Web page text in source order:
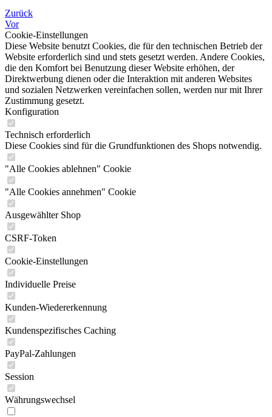
Zurück
Vor
Cookie-Einstellungen
Diese Website benutzt Cookies, die für den technischen Betrieb der
Website erforderlich sind und stets gesetzt werden. Andere Cookies,
die den Komfort bei Benutzung dieser Website erhöhen, der
Direktwerbung dienen oder die Interaktion mit anderen Websites
und sozialen Netzwerken vereinfachen sollen, werden nur mit Ihrer
Zustimmung gesetzt.
Konfiguration
Technisch erforderlich
Diese Cookies sind für die Grundfunktionen des Shops notwendig.
"Alle Cookies ablehnen" Cookie
"Alle Cookies annehmen" Cookie
Ausgewählter Shop
CSRF-Token
Cookie-Einstellungen
Individuelle Preise
Kunden-Wiedererkennung
Kundenspezifisches Caching
PayPal-Zahlungen
Session
Währungswechsel